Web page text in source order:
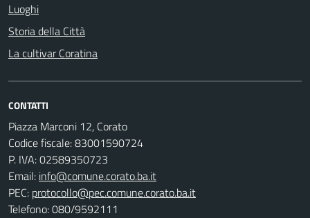
Luoghi
Storia della Città
La cultivar Coratina
CONTATTI
Piazza Marconi 12, Corato
Codice fiscale: 83001590724
P. IVA: 02589350723
Email: info@comune.corato.ba.it
PEC: protocollo@pec.comune.corato.ba.it
Telefono: 080/9592111